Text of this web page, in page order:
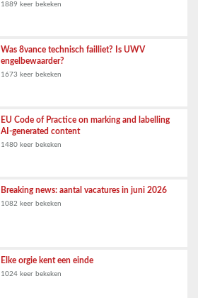
1889 keer bekeken
Was 8vance technisch failliet? Is UWV
engelbewaarder?
1673 keer bekeken
EU Code of Practice on marking and labelling
AI-generated content
1480 keer bekeken
Breaking news: aantal vacatures in juni 2026
1082 keer bekeken
Elke orgie kent een einde
1024 keer bekeken